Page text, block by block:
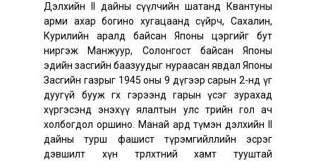
Дэлхийн II дайны сүүлчийн шатанд Квантуны
арми ахар богино хугацаанд сүйрч, Сахалин,
Курилийн аралд байсан Японы цэргийг бут
ниргэж Манжуур, Солонгост байсан Японы
эдийн засгийн баазуудыг нураасан явдал Японы
Засгийн газрыг 1945 оны 9 дүгээр сарын 2-нд үг
дуугүй бууж өгөх гэрээнд гарын үсэг зурахад
хүргэсэнд энэхүү ялалтын улс төрийн гол ач
холбогдол оршино. Манай ард түмэн дэлхийн II
дайны турш фашист түрэмгийллийн эсрэг
дэвшилт хүн төрөлхтний хамт тууштай